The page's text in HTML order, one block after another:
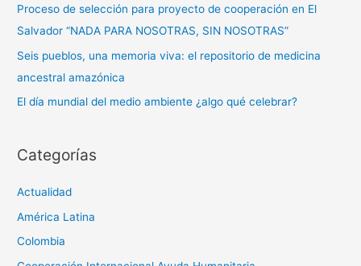
Proceso de selección para proyecto de cooperación en El
Salvador “NADA PARA NOSOTRAS, SIN NOSOTRAS”
Seis pueblos, una memoria viva: el repositorio de medicina
ancestral amazónica
El día mundial del medio ambiente ¿algo qué celebrar?
Categorías
Actualidad
América Latina
Colombia